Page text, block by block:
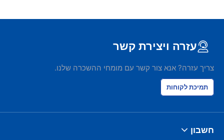
עזרה ויצירת קשר
צריך עזרה? אנא צור קשר עם מומחי ההשכרה שלנו.
תמיכת לקוחות
חשבון